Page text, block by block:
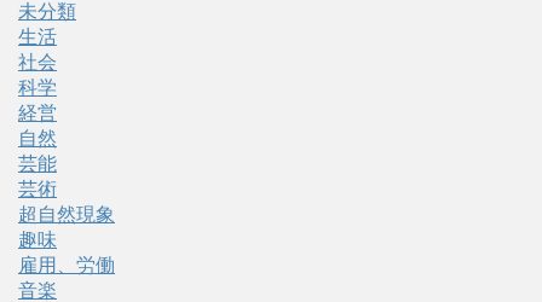
未分類
生活
社会
科学
経営
自然
芸能
芸術
超自然現象
趣味
雇用、労働
音楽